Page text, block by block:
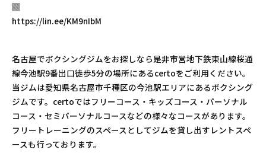
▓
https://lin.ee/KM9nIbM
名古屋でボクシングジムをお探しなら是非市営地下鉄東山線桜通
線今池駅9番出口徒歩5分の場所にあるcertoをご利用ください。
当ジムは愛知県名古屋市千種区の今池駅エリアにあるボクシング
ジムです。certoではフリーコース・キッズコース・パーソナル
コース・セミパーソナルコースなどの様々なコースがあります。
フリートレーニングのスペースとしてジムを貸し出すレントスペ
ースも行っております。